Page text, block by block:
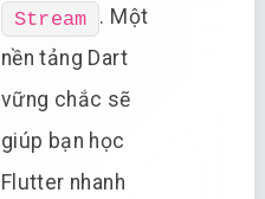
Stream
. Một
nền tảng Dart
vững chắc sẽ
giúp bạn học
Flutter nhanh